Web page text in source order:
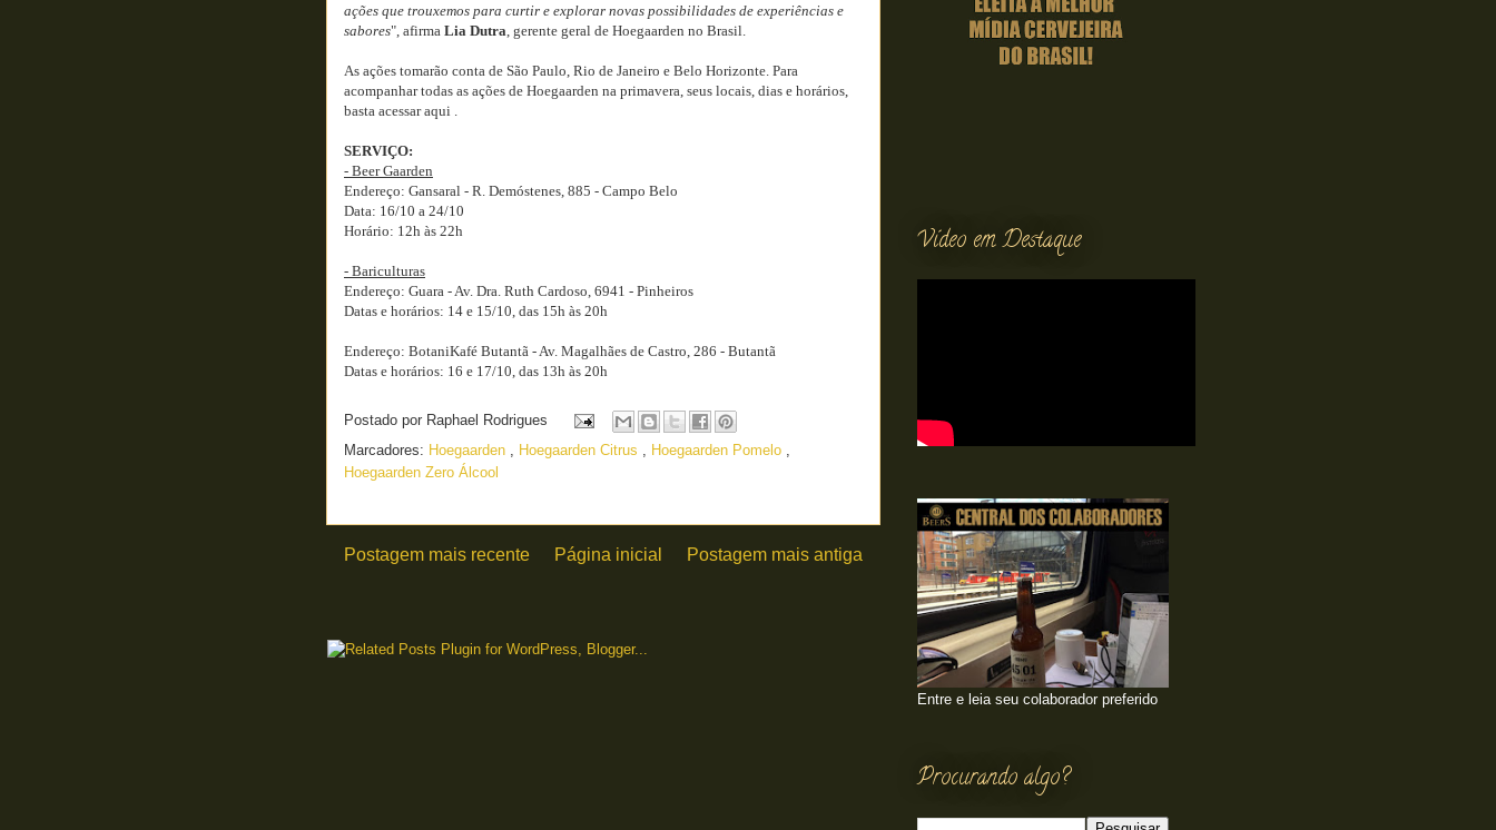
ações que trouxemos para curtir e explorar novas possibilidades de experiências e
sabores", afirma Lia Dutra, gerente geral de Hoegaarden no Brasil.
As ações tomarão conta de São Paulo, Rio de Janeiro e Belo Horizonte. Para
acompanhar todas as ações de Hoegaarden na primavera, seus locais, dias e horários,
basta acessar aqui .
SERVIÇO:
- Beer Gaarden
Endereço: Gansaral - R. Demóstenes, 885 - Campo Belo
Data: 16/10 a 24/10
Horário: 12h às 22h
- Bariculturas
Endereço: Guara - Av. Dra. Ruth Cardoso, 6941 - Pinheiros
Datas e horários: 14 e 15/10, das 15h às 20h
Endereço: BotaniKafé Butantã - Av. Magalhães de Castro, 286 - Butantã
Datas e horários: 16 e 17/10, das 13h às 20h
Postado por Raphael Rodrigues
Marcadores: Hoegaarden , Hoegaarden Citrus , Hoegaarden Pomelo ,
Hoegaarden Zero Álcool
Postagem mais recente Postagem mais antiga
Página inicial
Vídeo em Destaque
Entre e leia seu colaborador preferido
Procurando algo?